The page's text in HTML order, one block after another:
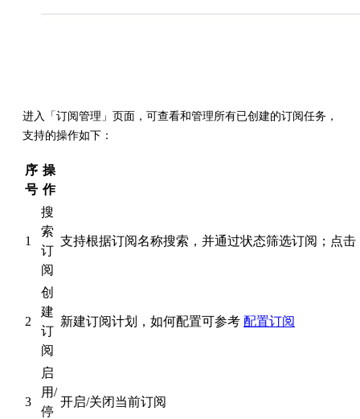
进入「订阅管理」页面，可查看和管理所有已创建的订阅任务，
支持的操作如下：
序
号
操
作
1
搜
索
订
阅
支持根据订阅名称搜索，并通过状态筛选订阅；点
2
创
建
订
阅
新建订阅计划，如何配置可参考 配置订阅
3
启
用/
停
开启/关闭当前订阅